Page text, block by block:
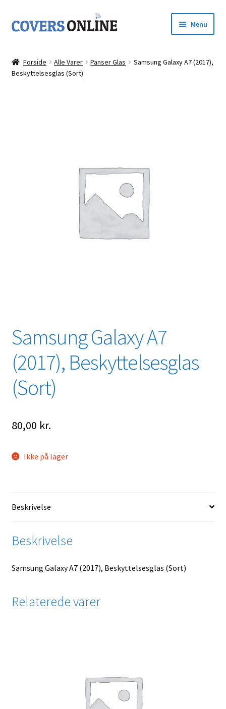
Spring
til
Spring
til
Menu
Shop
Forside Alle Varer Panser Glas
Samsung Galaxy A7 (2017),
Beskyttelsesglas (Sort)
Samsung Galaxy A7
(2017), Beskyttelsesglas
(Sort)
80,00 kr.
Ikke på lager
Beskrivelse
Beskrivelse
Samsung Galaxy A7 (2017), Beskyttelsesglas (Sort)
Relaterede varer